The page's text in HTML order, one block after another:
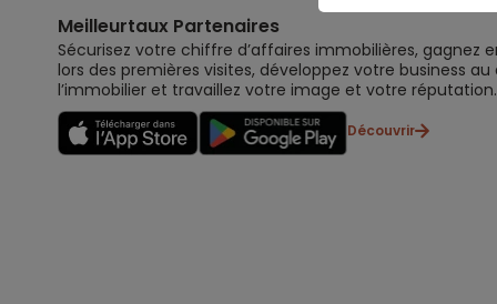
Meilleurtaux Partenaires
Sécurisez votre chiffre d’affaires immobilières, gagnez
lors des premières visites, développez votre business au
l’immobilier et travaillez votre image et votre réputation.
Découvrir